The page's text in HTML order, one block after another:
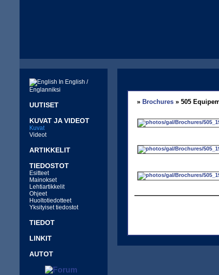
In English /
Englanniksi
UUTISET
KUVAT JA VIDEOT
Kuvat
Videot
ARTIKKELIT
TIEDOSTOT
Esitteet
Mainokset
Lehtiartikkelit
Ohjeet
Huoltotiedotteet
Yksityiset tiedostot
TIEDOT
LINKIT
AUTOT
» Brochures » 505